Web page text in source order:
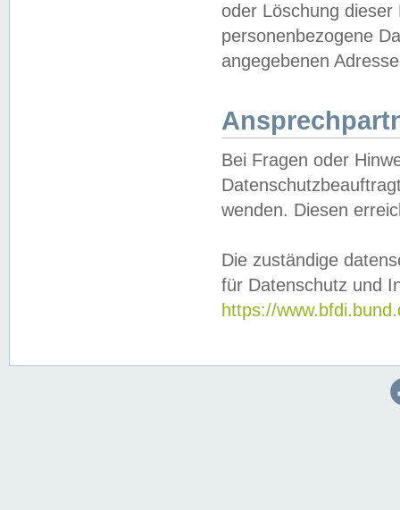
oder Löschung
personenbezogene
angegebenen
Bei Fragen oder
wenden. Diesen
Die zuständige
für Datenschutz und
https://